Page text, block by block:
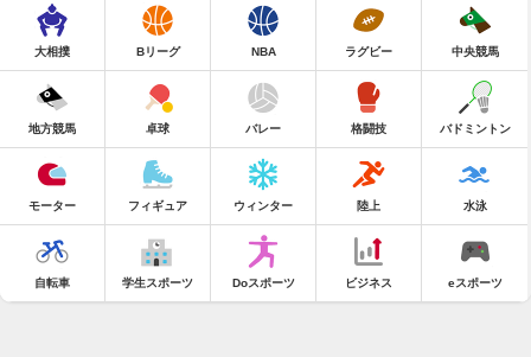
大相撲 Bリーグ NBA ラグビー 中央競馬
地方競馬 卓球 バレー 格闘技 バドミントン
モーター フィギュア ウィンター 陸上 水泳
自転車 学生スポーツ Doスポーツ ビジネス eスポーツ